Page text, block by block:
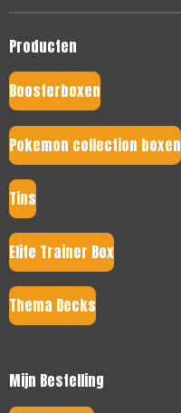
Producten
Boosterboxen
Pokemon collection boxen
Tins
Elite Trainer Box
Thema Decks
Mijn Bestelling